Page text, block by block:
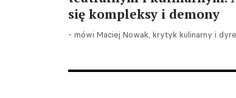
się kompleksy i demony
- mówi Maciej Nowak, krytyk kulinarny i